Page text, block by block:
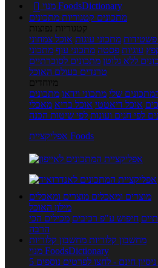

מנוי FoodsDictionary
מתכונים קטגוריות מתכונים
קטגוריות נפוצות
פשטידות מתכוני עוגות אוכל צמחוני
עוגיות פסטה מתכוני עוף מתכוני
ללא גלוטן מתכונים לסוכרתיים
טרנדים בעולם האוכל
מיוחדים
שלי מתכוני וידאו מתכונים
אוכל דיאטטי אוכל בריא מאכלי
לפי חגים ועונות לפי שיטות הכנה
אפליקציית Foods
מוצרים ומאכלים מוצרים ומאכלים
מילון האוכל
חיפוש ע"פ רכיבים מכילים הכי
הרבה
מחשבון קלוריות מחשבון קלוריות
מנוי FoodsDictionary
ניסיון חינם - לחצו לפרטים נוספים